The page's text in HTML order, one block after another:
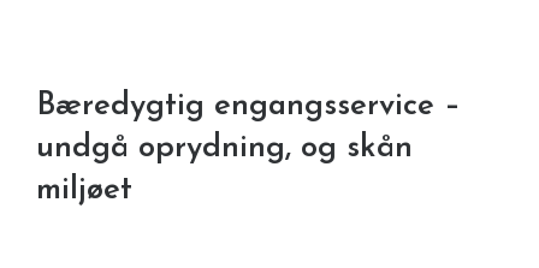
Bæredygtig engangsservice –
undgå oprydning, og skån
miljøet